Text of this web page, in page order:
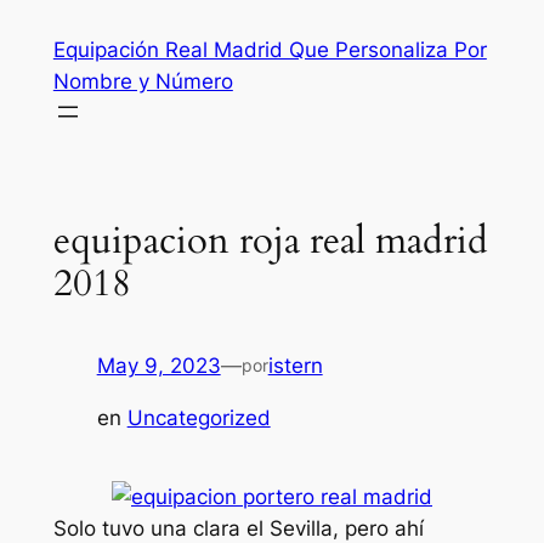
contenido
Equipación Real Madrid Que Personaliza Por
Nombre y Número
equipacion roja real madrid
2018
May 9, 2023—poristern
en Uncategorized
Solo tuvo una clara el Sevilla, pero ahí